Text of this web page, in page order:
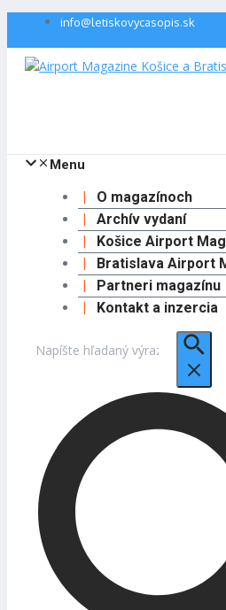
Preskočiť
obsah
info@letiskovycasopis.sk
Menu
O magazínoch
Archív vydaní
Košice Airport
Bratislava Airport
Partneri magazínu
Kontakt a inzercia